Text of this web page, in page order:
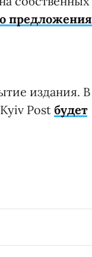
предложения
издания. В
Post будет